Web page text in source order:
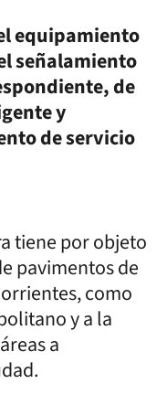
equipamiento
señalamiento
de
y
de servicio
tiene por objeto
pavimentos de
como
y a la
a